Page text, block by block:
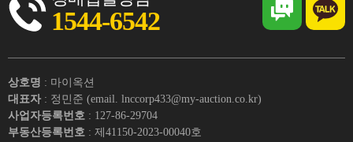
1544-6542
상호명 : 마이옥션
대표자 : 정민준 (email. lnccorp433@my-auction.co.kr)
사업자등록번호 : 127-86-29704
부동산등록번호 : 제41150-2023-00040호